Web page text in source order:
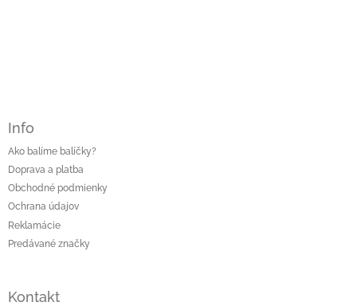
Info
Ako balíme balíčky?
Doprava a platba
Obchodné podmienky
Ochrana údajov
Reklamácie
Predávané značky
Kontakt